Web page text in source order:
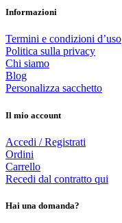
Informazioni
Termini e condizioni d’uso
Politica sulla privacy
Chi siamo
Blog
Personalizza sacchetto
Il mio account
Accedi / Registrati
Ordini
Carrello
Recedi dal contratto qui
Hai una domanda?